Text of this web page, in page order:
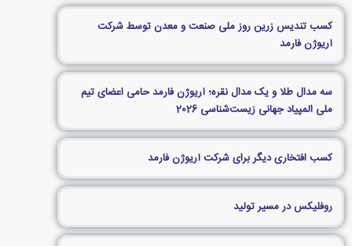
کسب تندیس زرین روز ملی صنعت و معدن توسط شرکت
آریوژن فارمد
سه مدال طلا و یک مدال نقره؛ آریوژن فارمد حامی اعضای تیم
ملی المپیاد جهانی زیست‌شناسی 2026
کسب افتخاری دیگر برای شرکت آریوژن فارمد
روفلیکس در مسیر تولید